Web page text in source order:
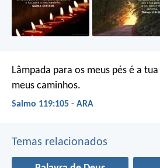
Lâmpada para os meus pés é a
meus caminhos.
Salmo 119:105 - ARA
Temas relacionados